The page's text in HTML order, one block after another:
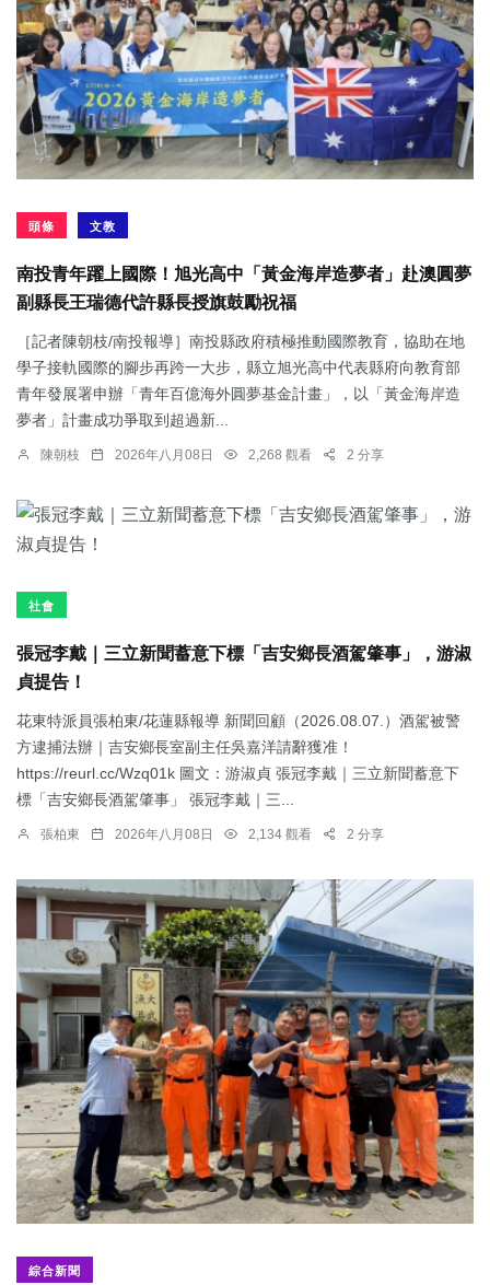
頭條 文教
南投青年躍上國際！旭光高中「黃金海岸造夢者」赴澳圓夢
副縣長王瑞德代許縣長授旗鼓勵祝福
［記者陳朝枝/南投報導］南投縣政府積極推動國際教育，協助在地
學子接軌國際的腳步再跨一大步，縣立旭光高中代表縣府向教育部
青年發展署申辦「青年百億海外圓夢基金計畫」，以「黃金海岸造
夢者」計畫成功爭取到超過新...
陳朝枝 2026年八月08日 2,268 觀看 2 分享
社會
張冠李戴｜三立新聞蓄意下標「吉安鄉長酒駕肇事」，游淑
貞提告！
花東特派員張柏東/花蓮縣報導 新聞回顧（2026.08.07.）酒駕被警
方逮捕法辦｜吉安鄉長室副主任吳嘉洋請辭獲准！
https://reurl.cc/Wzq01k 圖文：游淑貞 張冠李戴｜三立新聞蓄意下
標「吉安鄉長酒駕肇事」 張冠李戴｜三...
張柏東 2026年八月08日 2,134 觀看 2 分享
綜合新聞